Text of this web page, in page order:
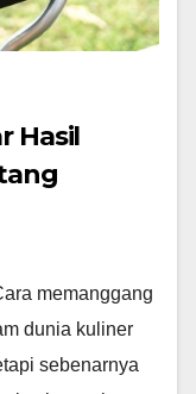
Hasil
memanggang
dunia kuliner
sebenarnya